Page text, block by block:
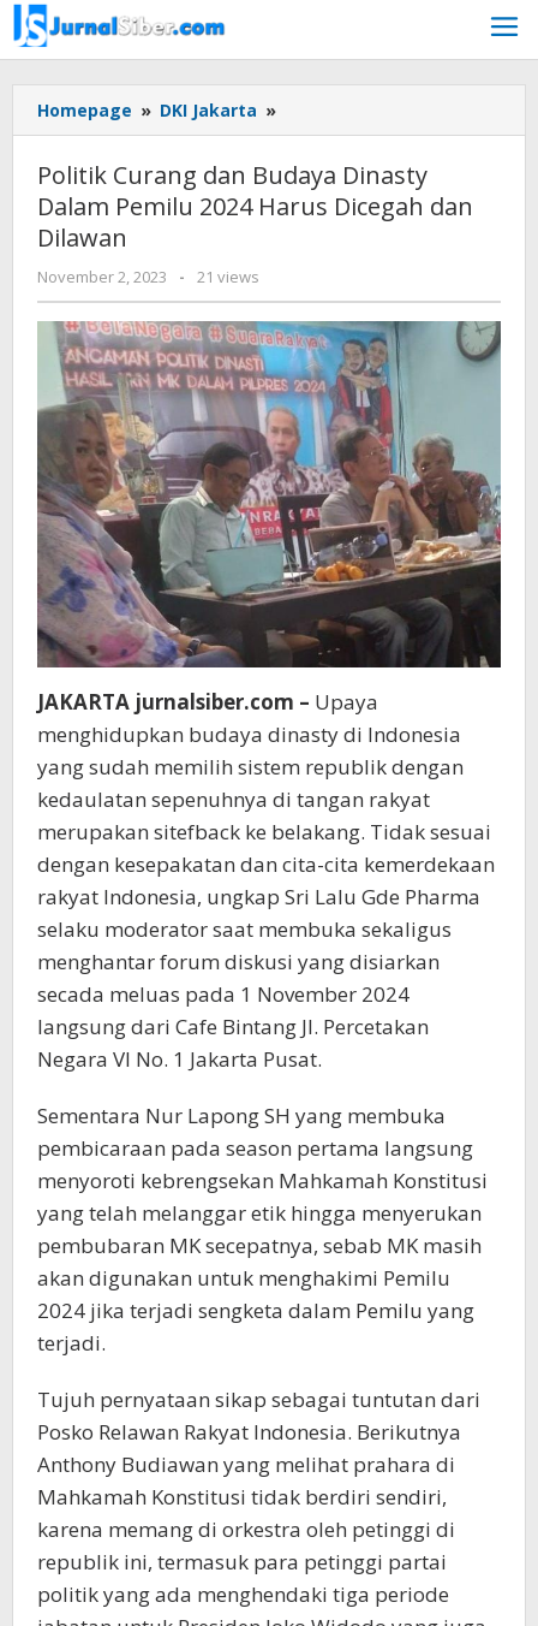
Skip
to
content
Homepage » DKI Jakarta »
Curang
Budaya
Dinasty
Harus
Dicegah
dan
Dilawan
Politik Curang dan Budaya Dinasty
Dalam Pemilu 2024 Harus Dicegah dan
Dilawan
November 2, 2023
by
Jurnalsiber
- 21 views
JAKARTA jurnalsiber.com – Upaya
menghidupkan budaya dinasty di Indonesia
yang sudah memilih sistem republik dengan
kedaulatan sepenuhnya di tangan rakyat
merupakan sitefback ke belakang. Tidak sesuai
dengan kesepakatan dan cita-cita kemerdekaan
rakyat Indonesia, ungkap Sri Lalu Gde Pharma
selaku moderator saat membuka sekaligus
menghantar forum diskusi yang disiarkan
secada meluas pada 1 November 2024
langsung dari Cafe Bintang Jl. Percetakan
Negara VI No. 1 Jakarta Pusat.
Sementara Nur Lapong SH yang membuka
pembicaraan pada season pertama langsung
menyoroti kebrengsekan Mahkamah Konstitusi
yang telah melanggar etik hingga menyerukan
pembubaran MK secepatnya, sebab MK masih
akan digunakan untuk menghakimi Pemilu
2024 jika terjadi sengketa dalam Pemilu yang
terjadi.
Tujuh pernyataan sikap sebagai tuntutan dari
Posko Relawan Rakyat Indonesia. Berikutnya
Anthony Budiawan yang melihat prahara di
Mahkamah Konstitusi tidak berdiri sendiri,
karena memang di orkestra oleh petinggi di
republik ini, termasuk para petinggi partai
politik yang ada menghendaki tiga periode